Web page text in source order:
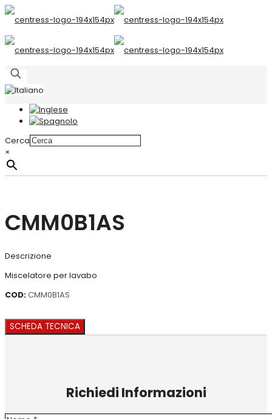
Cerca
×
CMM0B1AS
Descrizione
Miscelatore per lavabo
COD:CMM0B1AS
SCHEDA TECNICA
Richiedi Informazioni